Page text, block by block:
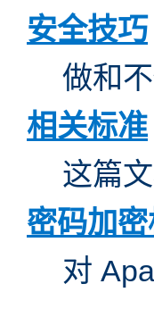
安全技巧
做和
相关标准
这篇
密码加
对